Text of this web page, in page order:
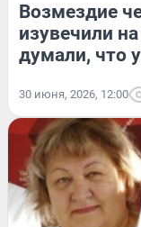
Возмездие
изувечили
думали, что
30 июня, 2026, 12:00